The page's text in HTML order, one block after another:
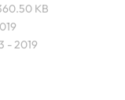
KB
- 2019